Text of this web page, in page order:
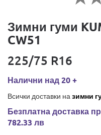
Зимни гуми
CW51
225/75 R16
Налични над 20 +
Всички доставки на зимни
Безплатна доставка
782.33 лв